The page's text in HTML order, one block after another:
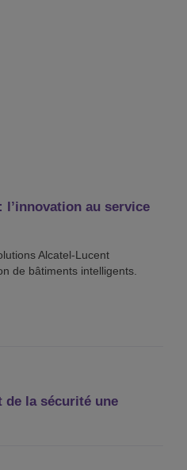
au service
Alcatel-Lucent
de bâtiments intelligents.
de la sécurité une